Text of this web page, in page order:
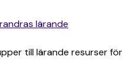
lärande
till lärande resurser för